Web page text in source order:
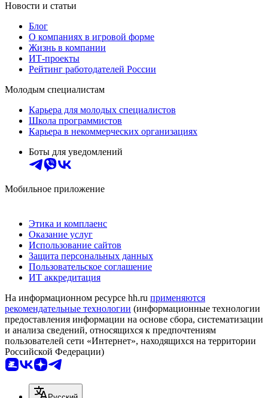
Новости и статьи
Блог
О компаниях в игровой форме
Жизнь в компании
ИТ-проекты
Рейтинг работодателей России
Молодым специалистам
Карьера для молодых специалистов
Школа программистов
Карьера в некоммерческих организациях
Боты для уведомлений
Мобильное приложение
Этика и комплаенс
Оказание услуг
Использование сайтов
Защита персональных данных
Пользовательское соглашение
ИТ аккредитация
На информационном ресурсе hh.ru применяются
рекомендательные технологии (информационные технологии
предоставления информации на основе сбора, систематизации
и анализа сведений, относящихся к предпочтениям
пользователей сети «Интернет», находящихся на территории
Российской Федерации)